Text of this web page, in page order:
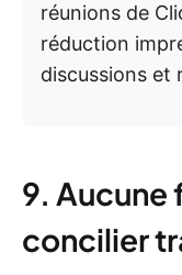
réunions de
réduction
discussions et
9.
concilier